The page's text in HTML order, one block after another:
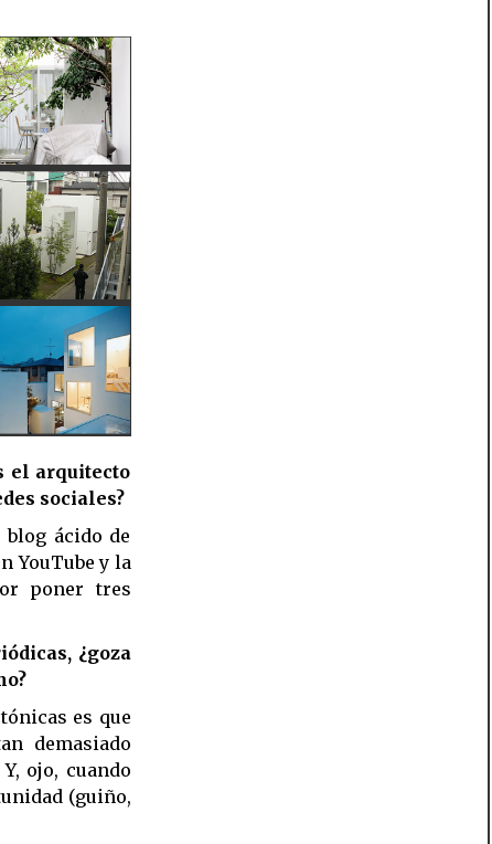
el arquitecto
sociales?
ácido de
YouTube y la
poner tres
¿goza
es que
demasiado
ojo, cuando
(guiño,